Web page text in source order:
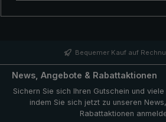
stand. Mit dem extra großen
Übergröße ganz einfach mit den zwei
Verschlussbändern zusammengefaltet.
Bequemer Kauf auf
News, Angebote & Rabattaktionen
Sichern Sie sich Ihren Gutschein und
indem Sie sich jetzt zu unseren
Rabattaktionen